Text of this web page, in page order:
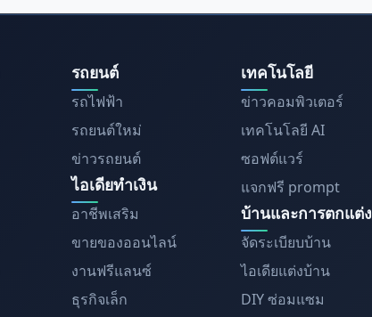
รถยนต์
รถไฟฟ้า
รถยนต์ใหม่
ข่าวรถยนต์
ไอเดียทำเงิน
อาชีพเสริม
ขายของออนไลน์
งานฟรีแลนซ์
ธุรกิจเล็ก
เทคโนโลยี
ข่าวคอมพิวเตอร์
เทคโนโลยี AI
ซอฟต์แวร์
แจกฟรี prompt
บ้านและการตกแต่ง
จัดระเบียบบ้าน
ไอเดียแต่งบ้าน
DIY ซ่อมแซม